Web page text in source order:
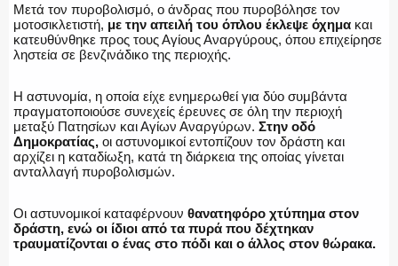
Μετά τον πυροβολισμό, ο άνδρας που πυροβόλησε τον
μοτοσικλετιστή, με την απειλή του όπλου έκλεψε όχημα και
κατευθύνθηκε προς τους Αγίους Αναργύρους, όπου επιχείρησε
ληστεία σε βενζινάδικο της περιοχής.
Η αστυνομία, η οποία είχε ενημερωθεί για δύο συμβάντα
πραγματοποιούσε συνεχείς έρευνες σε όλη την περιοχή
μεταξύ Πατησίων και Αγίων Αναργύρων. Στην οδό
Δημοκρατίας, οι αστυνομικοί εντοπίζουν τον δράστη και
αρχίζει η καταδίωξη, κατά τη διάρκεια της οποίας γίνεται
ανταλλαγή πυροβολισμών.
Οι αστυνομικοί καταφέρνουν θανατηφόρο χτύπημα στον
δράστη, ενώ οι ίδιοι από τα πυρά που δέχτηκαν
τραυματίζονται ο ένας στο πόδι και ο άλλος στον θώρακα.